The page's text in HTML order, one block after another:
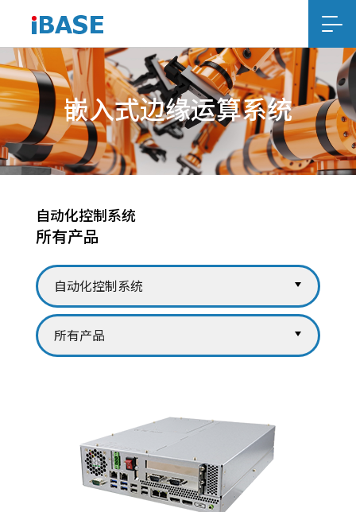
嵌入式边缘运算系统
自动化控制系统
所有产品